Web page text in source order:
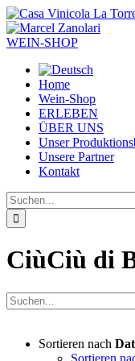
Zum
Inhalt
springen
WEIN-SHOP
Home
Wein-Shop
ERLEBEN
ÜBER UNS
Unser
Unsere Partner
Kontakt
Suche
nach:
CiùCiù di
Sortieren nach
Sortieren